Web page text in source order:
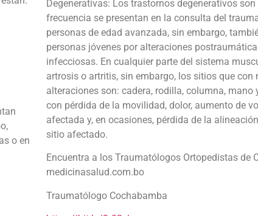
o en
Degenerativas: Los trastornos degenerativos
frecuencia se presentan en la consulta del
personas de edad avanzada, sin embargo,
personas jóvenes por alteraciones
infecciosas. En cualquier parte del sistema
artrosis o artritis, sin embargo, los sitios que con
alteraciones son: cadera, rodilla, columna, mano
con pérdida de la movilidad, dolor, aumento de
afectada y, en ocasiones, pérdida de la
sitio afectado.
Encuentra a los Traumatólogos Ortopedistas de
medicinasalud.com.bo
Traumatólogo Cochabamba